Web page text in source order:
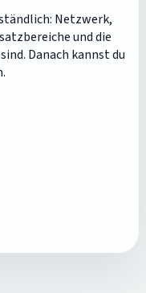
Netzwerk,
und die
Danach kannst du